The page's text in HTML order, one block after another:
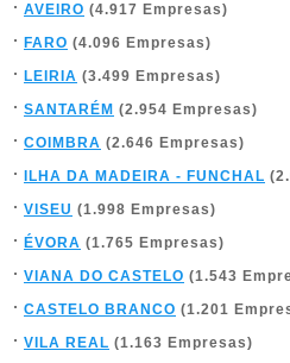
AVEIRO (4.917 Empresas)
FARO (4.096 Empresas)
LEIRIA (3.499 Empresas)
SANTARÉM (2.954 Empresas)
COIMBRA (2.646 Empresas)
ILHA DA MADEIRA - FUNCHAL
VISEU (1.998 Empresas)
ÉVORA (1.765 Empresas)
VIANA DO CASTELO (1.543
CASTELO BRANCO (1.201
VILA REAL (1.163 Empresas)